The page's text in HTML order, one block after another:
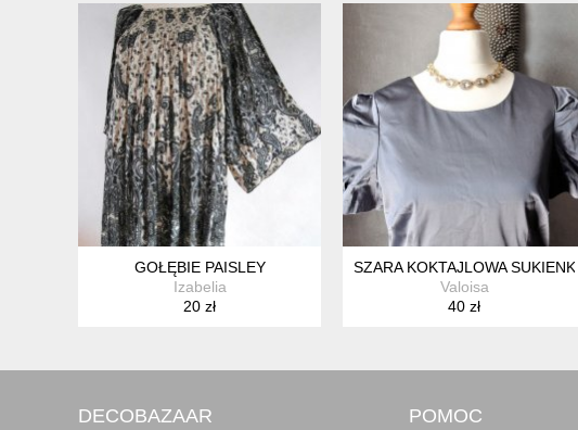
GOŁĘBIE PAISLEY
Izabelia
20 zł
SZARA KOKTAJLOWA
Valoisa
40 zł
DECOBAZAAR POMOC